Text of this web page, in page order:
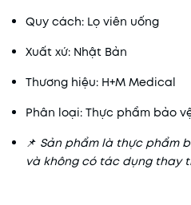
Quy cách: Lọ viên uống
Xuất xứ: Nhật Bản
Thương hiệu: H+M Medical
Phân loại: Thực phẩm bảo
📌 Sản phẩm là thực phẩm
và không có tác dụng thay